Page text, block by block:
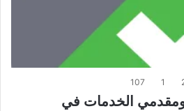
1
107
ومقدمي الخدمات في